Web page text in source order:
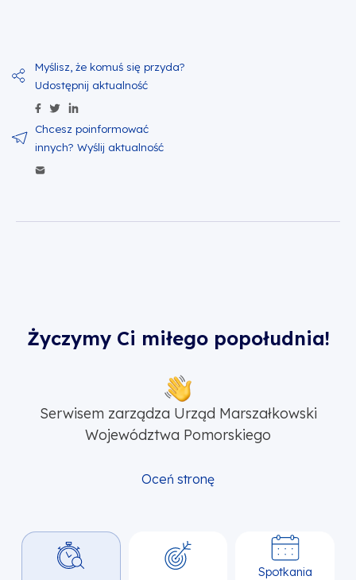
Udostępnij zawartość na Facebook
Udostępnij zawartość na Twitter
Życzymy Ci miłego popołudnia!
Serwisem zarządza Urząd Marszałkowski
Województwa Pomorskiego
Oceń stronę
Spotkania